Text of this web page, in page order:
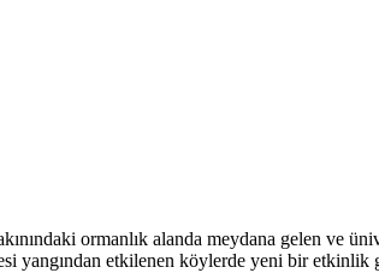
ormanlık alanda meydana gelen ve
yangından etkilenen köylerde yeni bir etkinlik